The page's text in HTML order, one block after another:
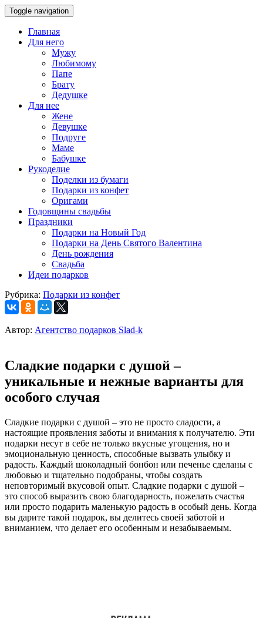
Toggle navigation
Главная
Для него
Мужу
Любимому
Папе
Брату
Дедушке
Для нее
Жене
Девушке
Подруге
Маме
Бабушке
Рукоделие
Поделки из бумаги
Подарки из конфет
Оригами
Годовщины свадьбы
Праздники
Подарки на Новый Год
Подарки на День Святого Валентина
День рождения
Свадьба
Идеи подарков
Рубрика: Подарки из конфет
Автор: Агентство подарков Slad-k
Сладкие подарки с душой –
уникальные и нежные варианты для
особого случая
Сладкие подарки с душой – это не просто сладости, а
настоящие проявления заботы и внимания к получателю. Эти
подарки несут в себе не только вкусные угощения, но и
эмоциональную ценность, способные вызвать улыбку и
радость. Каждый шоколадный бонбон или печенье сделаны с
любовью и тщательно подобраны, чтобы создать
неповторимый вкусовой опыт. Сладкие подарки с душой –
это способ выразить свою благодарность, пожелать счастья
или просто подарить маленькую радость в особый день. Когда
вы дарите такой подарок, вы делитесь своей заботой и
вниманием, что делает его особенным и незабываемым.